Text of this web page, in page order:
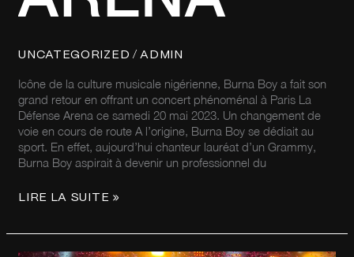
UNCATEGORIZED / ADMIN
Icône de la culture musicale nigérienne, Burna Boy a fait son
grand retour en offrant un concert phénoménal à Paris La
Défense Arena ce samedi 20 mai 2023. Un changement de
voie en cours de route A l’origine, Burna Boy se dédiait au
sport. En effet, aujourd’hui chanteur lauréat d’un Grammy,
Burna Boy aspirait à devenir un professionnel du
LIRE LA SUITE »